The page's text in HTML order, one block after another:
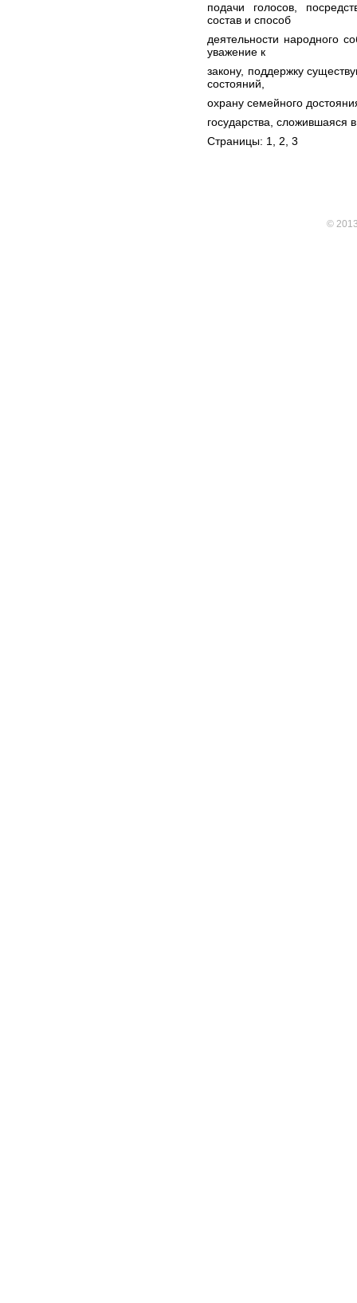
подачи голосов,
состав и способ
деятельности народного
уважение к
закону, поддержку
состояний,
охрану семейного
государства, сложившаяся
Страницы: 1, 2 3
©